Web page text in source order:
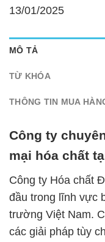
13/01/2025
MÔ TẢ
TỪ KHÓA
THÔNG TIN MUA
Công ty
mại hóa chất
Công ty Hóa chất
đầu trong lĩnh vực
trường Việt Nam.
các giải pháp tùy